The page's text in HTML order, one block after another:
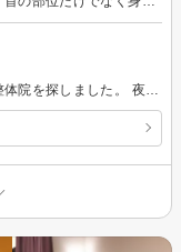
突然の首の痛みを何とかしたくて、理学療法の整体院を探しました。 夜遅くても空いてる、この整体Pro Sを見つけて予約して飛び込みました まず驚いたのは、一度の施術で可動域が広がった事です♪本当に嬉しかったです 私の施術を担当してくれた田中先生は、とても穏やかで親身になってカウンセリングと身体の悩みを聞いてくれて心も癒されました。後、筋肉に付いての説明が分かりやすくて面白かったです♪不思議な体験もしました。 とても楽になりました♪心から感謝します。